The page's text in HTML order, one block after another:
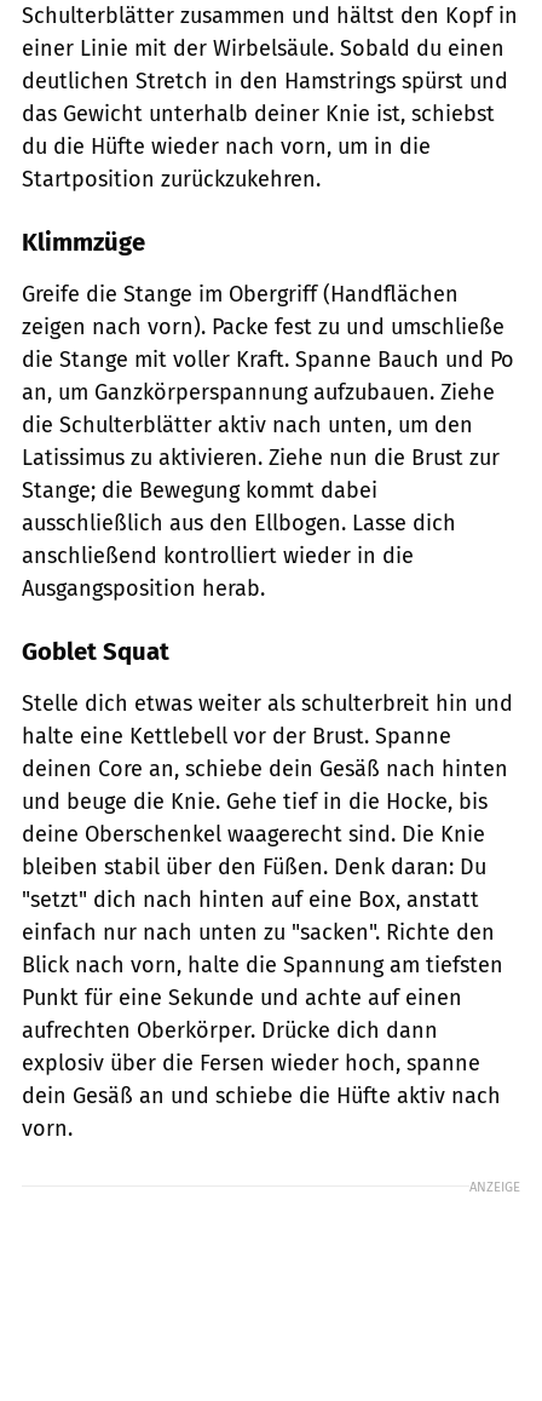
Schulterblätter zusammen und hältst den Kopf in
einer Linie mit der Wirbelsäule. Sobald du einen
deutlichen Stretch in den Hamstrings spürst und
das Gewicht unterhalb deiner Knie ist, schiebst
du die Hüfte wieder nach vorn, um in die
Startposition zurückzukehren.
Klimmzüge
Greife die Stange im Obergriff (Handflächen
zeigen nach vorn). Packe fest zu und umschließe
die Stange mit voller Kraft. Spanne Bauch und Po
an, um Ganzkörperspannung aufzubauen. Ziehe
die Schulterblätter aktiv nach unten, um den
Latissimus zu aktivieren. Ziehe nun die Brust zur
Stange; die Bewegung kommt dabei
ausschließlich aus den Ellbogen. Lasse dich
anschließend kontrolliert wieder in die
Ausgangsposition herab.
Goblet Squat
Stelle dich etwas weiter als schulterbreit hin und
halte eine Kettlebell vor der Brust. Spanne
deinen Core an, schiebe dein Gesäß nach hinten
und beuge die Knie. Gehe tief in die Hocke, bis
deine Oberschenkel waagerecht sind. Die Knie
bleiben stabil über den Füßen. Denk daran: Du
"setzt" dich nach hinten auf eine Box, anstatt
einfach nur nach unten zu "sacken". Richte den
Blick nach vorn, halte die Spannung am tiefsten
Punkt für eine Sekunde und achte auf einen
aufrechten Oberkörper. Drücke dich dann
explosiv über die Fersen wieder hoch, spanne
dein Gesäß an und schiebe die Hüfte aktiv nach
vorn.
ANZEIGE